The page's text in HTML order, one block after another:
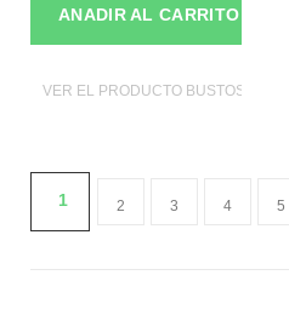
ANADIR AL CARRITO
VER EL PRODUCTO BUSTOS DE
1 2 3 4 5